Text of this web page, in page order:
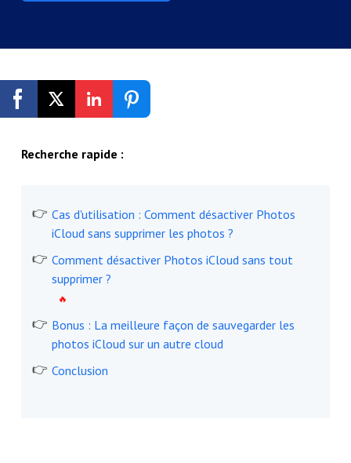
Inscription gratuite
Recherche rapide :
Cas d'utilisation : Comment désactiver Photos
iCloud sans supprimer les photos ?
Comment désactiver Photos iCloud sans tout
supprimer ?
Bonus : La meilleure façon de sauvegarder les
photos iCloud sur un autre cloud
Conclusion